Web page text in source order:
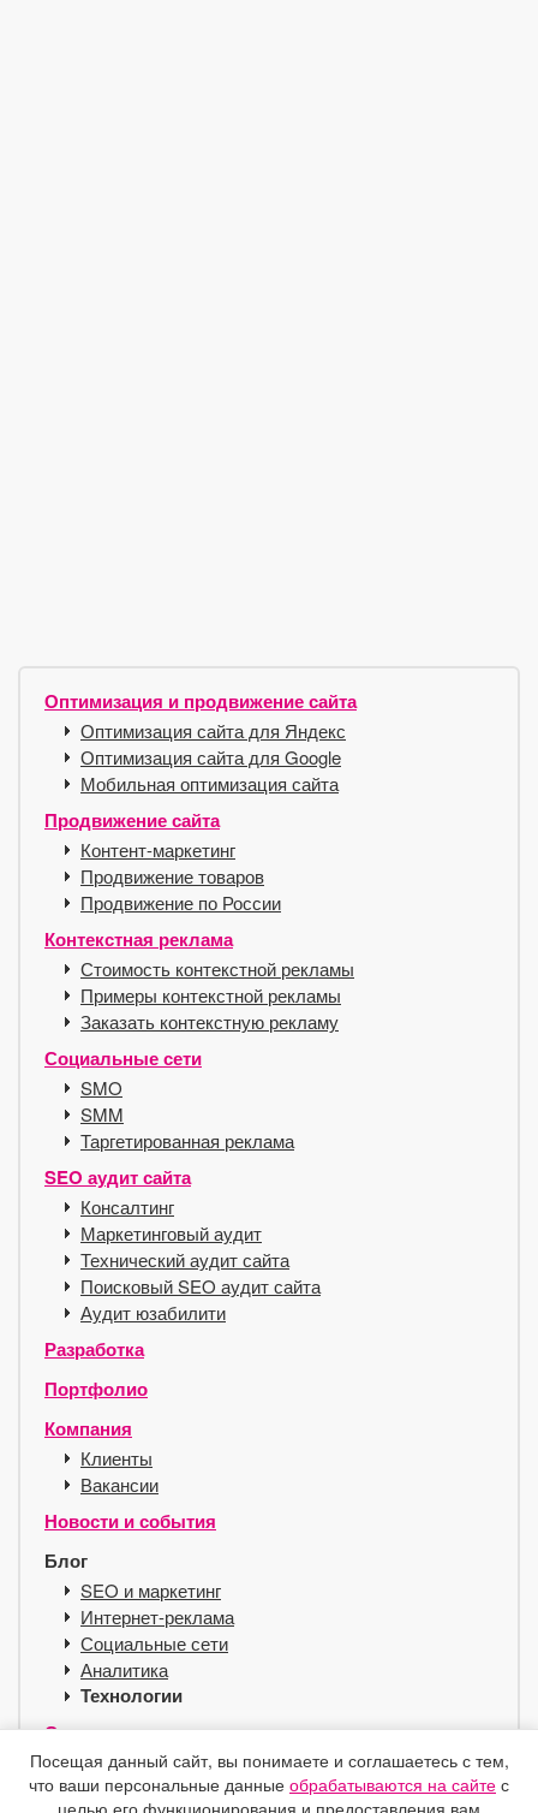
Оптимизация и продвижение сайта
Оптимизация сайта для Яндекс
Оптимизация сайта для Google
Мобильная оптимизация сайта
Продвижение сайта
Контент-маркетинг
Продвижение товаров
Продвижение по России
Контекстная реклама
Стоимость контекстной рекламы
Примеры контекстной рекламы
Заказать контекстную рекламу
Социальные сети
SMO
SMM
Таргетированная реклама
SEO аудит сайта
Консалтинг
Маркетинговый аудит
Технический аудит сайта
Поисковый SEO аудит сайта
Аудит юзабилити
Разработка
Портфолио
Компания
Клиенты
Вакансии
Новости и события
Блог
SEO и маркетинг
Интернет-реклама
Социальные сети
Аналитика
Технологии
Сервисы
Хостинг для SEO
Справочник
Посещая данный сайт, вы понимаете и соглашаетесь с тем,
что ваши персональные данные обрабатываются на сайте с
целью его функционирования и предоставления вам